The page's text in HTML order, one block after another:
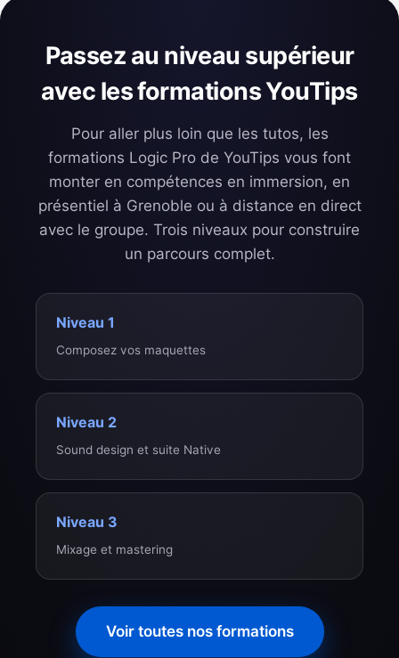
Passez au niveau supérieur
avec les formations YouTips
Pour aller plus loin que les tutos, les
formations Logic Pro de YouTips vous font
monter en compétences en immersion, en
présentiel à Grenoble ou à distance en direct
avec le groupe. Trois niveaux pour construire
un parcours complet.
Niveau 1
Composez vos maquettes
Niveau 2
Sound design et suite Native
Niveau 3
Mixage et mastering
Voir toutes nos formations